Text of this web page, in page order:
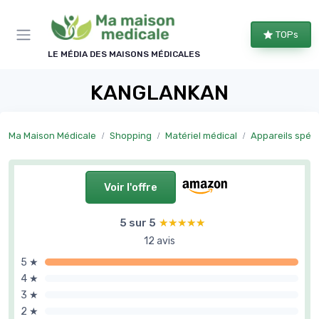
LE MÉDIA DES MAISONS MÉDICALES
TOPs
KANGLANKAN
Ma Maison Médicale Shopping Matériel médical Appareils
Voir l'offre
5 sur 5 ★★★★★
★★★★★
12 avis
5 ★
4 ★
3 ★
2 ★